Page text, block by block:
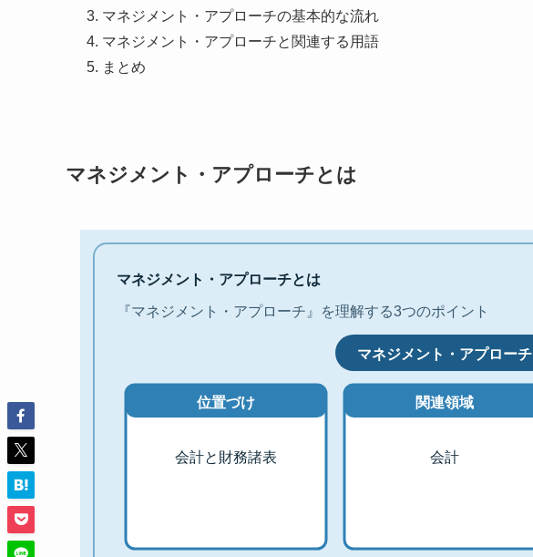
マネジメント・アプローチの基本的な流れ
マネジメント・アプローチと関連する用語
まとめ
マネジメント・アプローチとは
マネジメント・アプローチとは
『マネジメント・アプローチ』を理解する3つのポイント
マネジメント・アプローチ
位置づけ
会計と財務諸表
関連領域
会計